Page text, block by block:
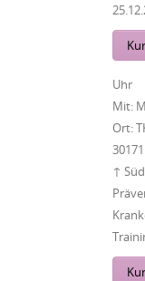
Uhr
Mit:
Ort:
↑